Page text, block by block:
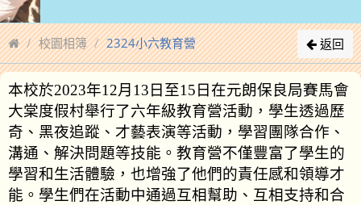
校園相簿 2324小六教育營 返回
本校於2023年12月13日至15日在元朗保良局賽馬會
大棠度假村舉行了六年級教育營活動，學生透過歷
奇、黑夜追蹤、才藝表演等活動，學習團隊合作、
溝通、解決問題等技能。教育營不僅豐富了學生的
學習和生活體驗，也增強了他們的責任感和領導才
能。學生們在活動中通過互相幫助、互相支持和合